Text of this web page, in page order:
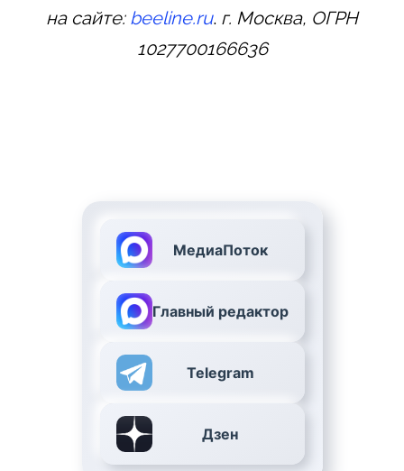
на сайте: beeline.ru. г. Москва, ОГРН
1027700166636
МедиаПоток
Главный редактор
Telegram
Дзен